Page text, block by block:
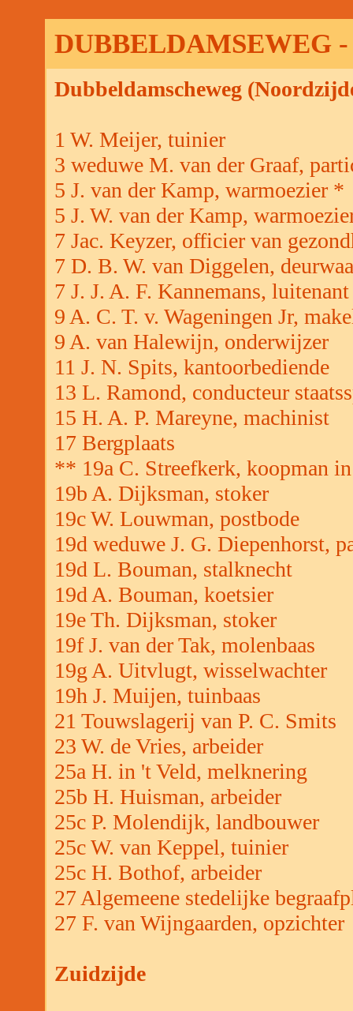
DUBBELDAMSEWEG
Dubbeldamscheweg
1 W. Meijer, tuinier
3 weduwe M. van der Graaf,
5 J. van der Kamp, warmoezier *
5 J. W. van der Kamp,
7 Jac. Keyzer, officier van
7 D. B. W. van Diggelen,
7 J. J. A. F. Kannemans,
9 A. C. T. v. Wageningen Jr,
9 A. van Halewijn, onderwijzer
11 J. N. Spits, kantoorbediende
13 L. Ramond, conducteur
15 H. A. P. Mareyne, machinist
17 Bergplaats
** 19a C. Streefkerk, koopman
19b A. Dijksman, stoker
19c W. Louwman, postbode
19d weduwe J. G. Diepenhorst,
19d L. Bouman, stalknecht
19d A. Bouman, koetsier
19e Th. Dijksman, stoker
19f J. van der Tak, molenbaas
19g A. Uitvlugt, wisselwachter
19h J. Muijen, tuinbaas
21 Touwslagerij van P. C. Smits
23 W. de Vries, arbeider
25a H. in 't Veld, melknering
25b H. Huisman, arbeider
25c P. Molendijk, landbouwer
25c W. van Keppel, tuinier
25c H. Bothof, arbeider
27 Algemeene stedelijke
27 F. van Wijngaarden, opzichter
Zuidzijde